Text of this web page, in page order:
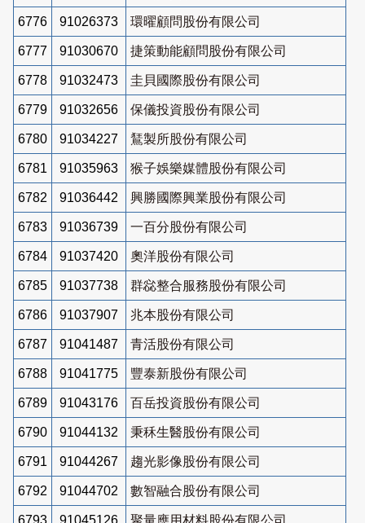
6776 91026373 環曜顧問股份有限公司
6777 91030670 捷策動能顧問股份有限公司
6778 91032473 圭貝國際股份有限公司
6779 91032656 保儀投資股份有限公司
6780 91034227 鵟製所股份有限公司
6781 91035963 猴子娛樂媒體股份有限公司
6782 91036442 興勝國際興業股份有限公司
6783 91036739 一百分股份有限公司
6784 91037420 奧洋股份有限公司
6785 91037738 群惢整合服務股份有限公司
6786 91037907 兆本股份有限公司
6787 91041487 青活股份有限公司
6788 91041775 豐泰新股份有限公司
6789 91043176 百岳投資股份有限公司
6790 91044132 秉秝生醫股份有限公司
6791 91044267 趨光影像股份有限公司
6792 91044702 數智融合股份有限公司
6793 91045126 聚量應用材料股份有限公司